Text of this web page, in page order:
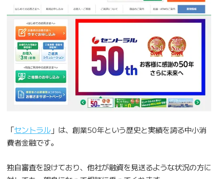
「セントラル」は、創業50年という歴史と実績を誇る中小消
費者金融です。
独自審査を設けており、他社が融資を見送るような状況の方に